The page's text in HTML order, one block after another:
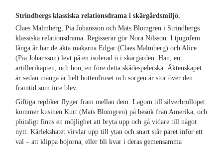
Strindbergs klassiska relationsdrama i skärgårdsmiljö.
Claes Malmberg, Pia Johansson och Mats Blomgren i Strindbergs
klassiska relationsdrama. Regisserar gör Nora Nilsson. I tjugofem
långa år har de äkta makarna Edgar (Claes Malmberg) och Alice
(Pia Johansson) levt på en isolerad ö i skärgården. Han, en
artillerikapten, och hon, en före detta skådespelerska. Äktenskapet
är sedan många år helt bottenfruset och sorgen är stor över den
framtid som inte blev.
Giftiga repliker flyger fram mellan dem. Lagom till silverbröllopet
kommer kusinen Kurt (Mats Blomgren) på besök från Amerika, och
plötsligt finns en möjlighet att bryta upp och gå vidare till något
nytt. Kärlekshatet virvlar upp till ytan och snart står paret inför ett
val – att klippa bojorna, eller bli kvar i deras gemensamma